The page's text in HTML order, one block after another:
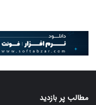
مطالب پر بازدید